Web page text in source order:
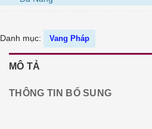
Danh mục: Vang Pháp
MÔ TẢ
THÔNG TIN BỔ SUNG